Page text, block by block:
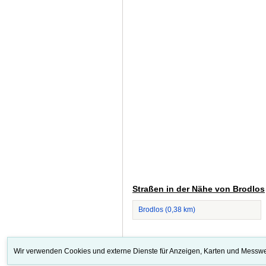
Straßen in der Nähe von Brodlos
Brodlos (0,38 km)
Wir verwenden Cookies und externe Dienste für Anzeigen, Karten und